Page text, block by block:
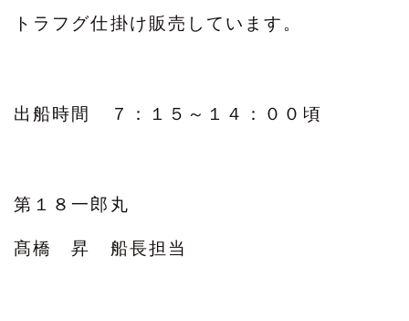
トラフグ仕掛け販売しています。
出船時間 ７：１５～１４：００頃
第１８一郎丸
髙橋 昇 船長担当